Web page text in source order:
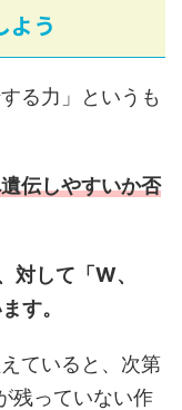
よう
る力」というも
遺伝しやすいか否
対して「W、
す。
ていると、次第
残っていない作